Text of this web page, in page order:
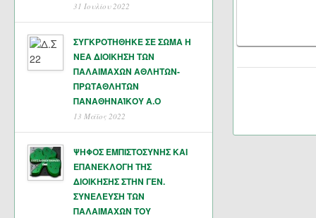
31 Ιουλίου 2022
ΣΥΓΚΡΟΤΗΘΗΚΕ ΣΕ ΣΩΜΑ Η
ΝΕΑ ΔΙΟΙΚΗΣΗ ΤΩΝ
ΠΑΛΑΙΜΑΧΩΝ ΑΘΛΗΤΩΝ-
ΠΡΩΤΑΘΛΗΤΩΝ
ΠΑΝΑΘΗΝΑΊΚΟΥ Α.Ο
13 Μάϊος 2022
ΨΗΦΟΣ ΕΜΠΙΣΤΟΣΥΝΗΣ ΚΑΙ
ΕΠΑΝΕΚΛΟΓΗ ΤΗΣ
ΔΙΟΙΚΗΣΗΣ ΣΤΗΝ ΓΕΝ.
ΣΥΝΕΛΕΥΣΗ ΤΩΝ
ΠΑΛΑΙΜΑΧΩΝ ΤΟΥ